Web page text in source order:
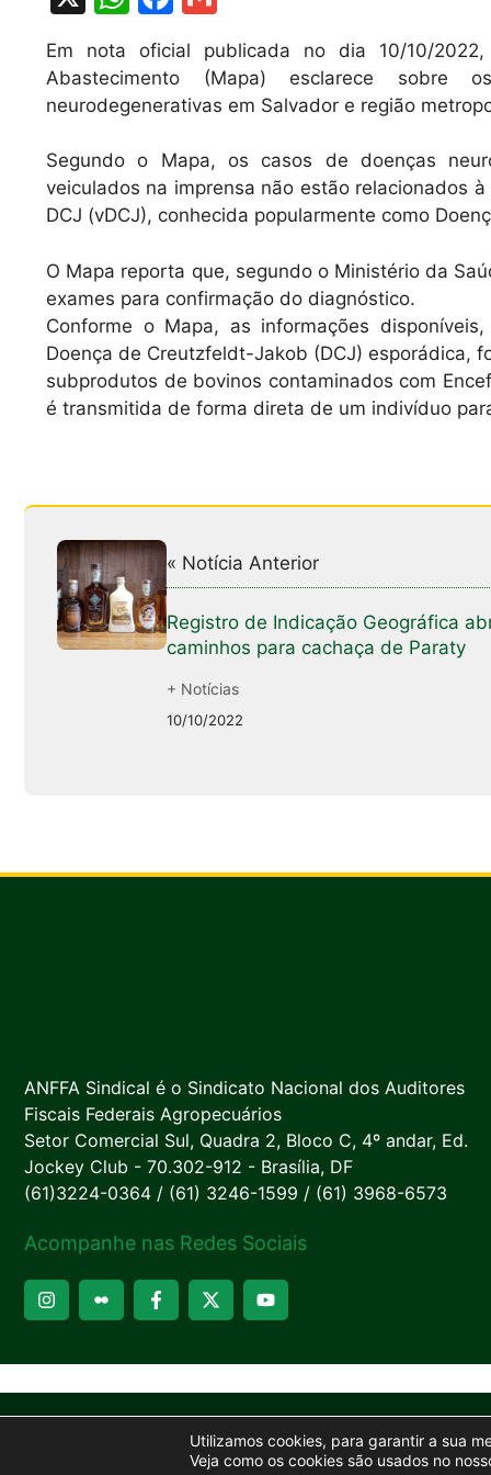
at
s
p
p
c
e
o
o
ai
l
Em nota oficial publicada no dia 10/10/
Abastecimento (Mapa) esclarece sobre
neurodegenerativas em Salvador e região
Segundo o Mapa, os casos de doenças
veiculados na imprensa não estão relacionados
DCJ (vDCJ), conhecida popularmente como
O Mapa reporta que, segundo o Ministério da
exames para confirmação do diagnóstico.
Conforme o Mapa, as informações
Doença de Creutzfeldt-Jakob (DCJ) esporádica,
subprodutos de bovinos contaminados com
é transmitida de forma direta de um indivíduo
« Notícia Anterior
Registro de Indicação Geográfica
caminhos para cachaça de Paraty
+ Notícias
10/10/2022
ANFFA Sindical é o Sindicato Nacional dos Auditores
Fiscais Federais Agropecuários
Setor Comercial Sul, Quadra 2, Bloco C, 4º andar, Ed.
Jockey Club - 70.302-912 - Brasília, DF
(61)3224-0364 / (61) 3246-1599 / (61) 3968-6573
Acompanhe nas Redes Sociais
Utilizamos cookies, para garantir a sua
Veja como os cookies são usados no